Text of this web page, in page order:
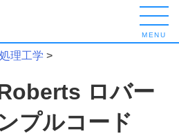
MENU
理工学 >
ロバー
プルコード